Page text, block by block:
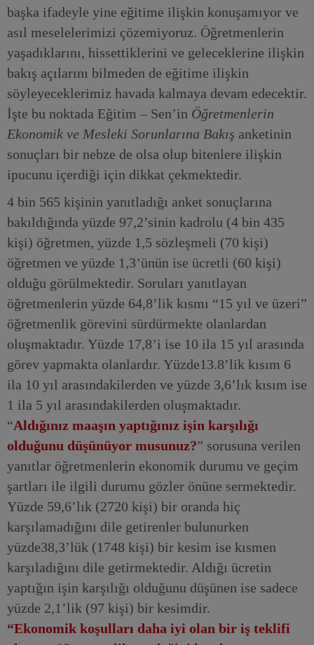
başka ifadeyle yine eğitime ilişkin konuşamıyor ve
asıl meselelerimizi çözemiyoruz. Öğretmenlerin
yaşadıklarını, hissettiklerini ve geleceklerine ilişkin
bakış açılarını bilmeden de eğitime ilişkin
söyleyeceklerimiz havada kalmaya devam edecektir.
İşte bu noktada Eğitim – Sen’in Öğretmenlerin
Ekonomik ve Mesleki Sorunlarına Bakış anketinin
sonuçları bir nebze de olsa olup bitenlere ilişkin
ipucunu içerdiği için dikkat çekmektedir.
4 bin 565 kişinin yanıtladığı anket sonuçlarına
bakıldığında yüzde 97,2’sinin kadrolu (4 bin 435
kişi) öğretmen, yüzde 1,5 sözleşmeli (70 kişi)
öğretmen ve yüzde 1,3’ünün ise ücretli (60 kişi)
olduğu görülmektedir. Soruları yanıtlayan
öğretmenlerin yüzde 64,8’lik kısmı “15 yıl ve üzeri”
öğretmenlik görevini sürdürmekte olanlardan
oluşmaktadır. Yüzde 17,8’i ise 10 ila 15 yıl arasında
görev yapmakta olanlardır. Yüzde13.8’lik kısım 6
ila 10 yıl arasındakilerden ve yüzde 3,6’lık kısım ise
1 ila 5 yıl arasındakilerden oluşmaktadır.
“Aldığınız maaşın yaptığınız işin karşılığı
olduğunu düşünüyor musunuz?” sorusuna verilen
yanıtlar öğretmenlerin ekonomik durumu ve geçim
şartları ile ilgili durumu gözler önüne sermektedir.
Yüzde 59,6’lık (2720 kişi) bir oranda hiç
karşılamadığını dile getirenler bulunurken
yüzde38,3’lük (1748 kişi) bir kesim ise kısmen
karşıladığını dile getirmektedir. Aldığı ücretin
yaptığın işin karşılığı olduğunu düşünen ise sadece
yüzde 2,1’lik (97 kişi) bir kesimdir.
“Ekonomik koşulları daha iyi olan bir iş teklifi